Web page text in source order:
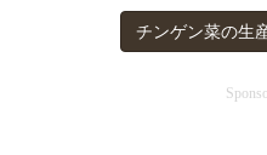
チンゲン菜の生